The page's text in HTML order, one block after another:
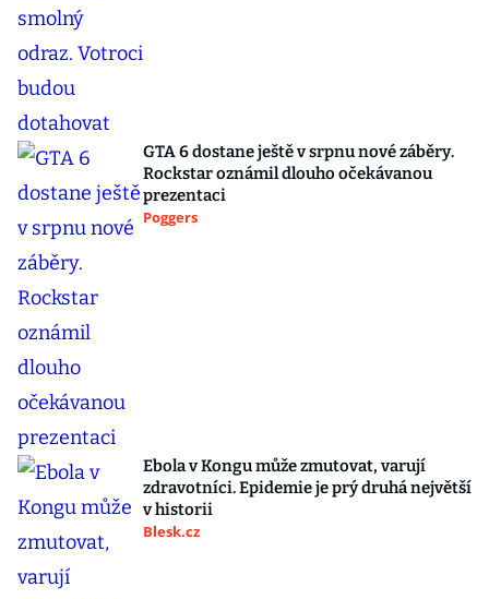
GTA 6 dostane ještě v srpnu nové záběry.
Rockstar oznámil dlouho očekávanou
prezentaci
Poggers
Ebola v Kongu může zmutovat, varují
zdravotníci. Epidemie je prý druhá největší
v historii
Blesk.cz